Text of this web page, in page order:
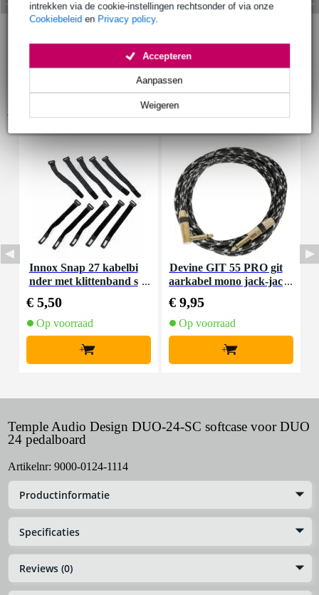
intrekken via de cookie-instellingen rechtsonder of via onze
Cookiebeleid en Privacy policy.
Weigeren
Aanpassen
Accepteren
Innox Snap 27 kabelbi
nder met klittenband s
€ 5,50
Op voorraad
+
Devine GIT 55 PRO git
aarkabel mono jack-jac
€ 9,95
Op voorraad
+
Temple Audio Design DUO-24-SC softcase voor DUO
24 pedalboard
Artikelnr: 9000-0124-1114
Productinformatie
Specificaties
Reviews (0)